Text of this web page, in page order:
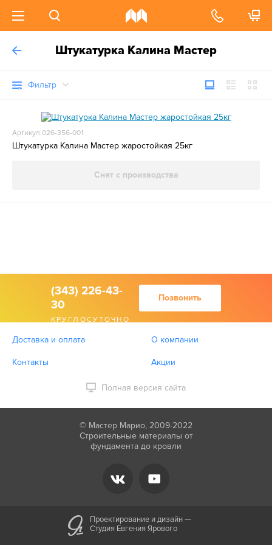
Штукатурка Калина Мастер
Фильтр
Артикул 026-356-001
Штукатурка Калина Мастер жаростойкая 25кг
Снят с производства
(343) 226-43-
30
КРУГЛОСУТОЧНО
Позвонить
Доставка и оплата О компании
Контакты Акции
Полная версия сайта
© Мастер Марио, 2009-2022
Строительные материалы от
фундамента до кровли
Проектирование и дизайн —
Студия Евгения Ярового